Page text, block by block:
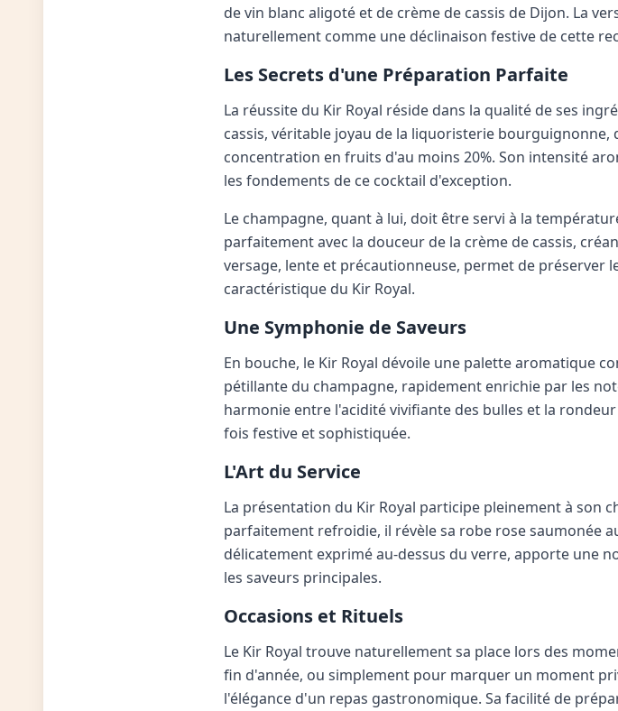
de vin blanc aligoté et de crème de cassis de Dijon. La
naturellement comme une déclinaison festive de cette
Les Secrets d'une Préparation Parfaite
La réussite du Kir Royal réside dans la qualité de ses
cassis, véritable joyau de la liquoristerie
concentration en fruits d'au moins 20%. Son intensité
les fondements de ce cocktail d'exception.
Le champagne, quant à lui, doit être servi à la
parfaitement avec la douceur de la crème de cassis,
versage, lente et précautionneuse, permet de préserver
caractéristique du Kir Royal.
Une Symphonie de Saveurs
En bouche, le Kir Royal dévoile une palette aromatique
pétillante du champagne, rapidement enrichie par les
harmonie entre l'acidité vivifiante des bulles et la
fois festive et sophistiquée.
L'Art du Service
La présentation du Kir Royal participe pleinement à son
parfaitement refroidie, il révèle sa robe rose saumonée
délicatement exprimé au-dessus du verre, apporte une
les saveurs principales.
Occasions et Rituels
Le Kir Royal trouve naturellement sa place lors des
fin d'année, ou simplement pour marquer un moment
l'élégance d'un repas gastronomique. Sa facilité de